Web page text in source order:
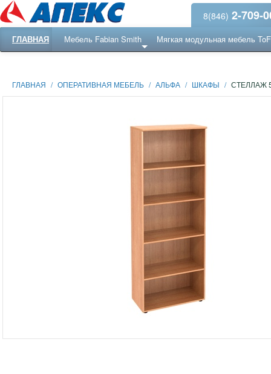
8(846) 2-709-
ГЛАВНАЯ Мебель Fabian Smith Мягкая модульная мебель
ГЛАВНАЯ / ОПЕРАТИВНАЯ МЕБЕЛЬ / АЛЬФА / ШКАФЫ / СТЕЛЛАЖ